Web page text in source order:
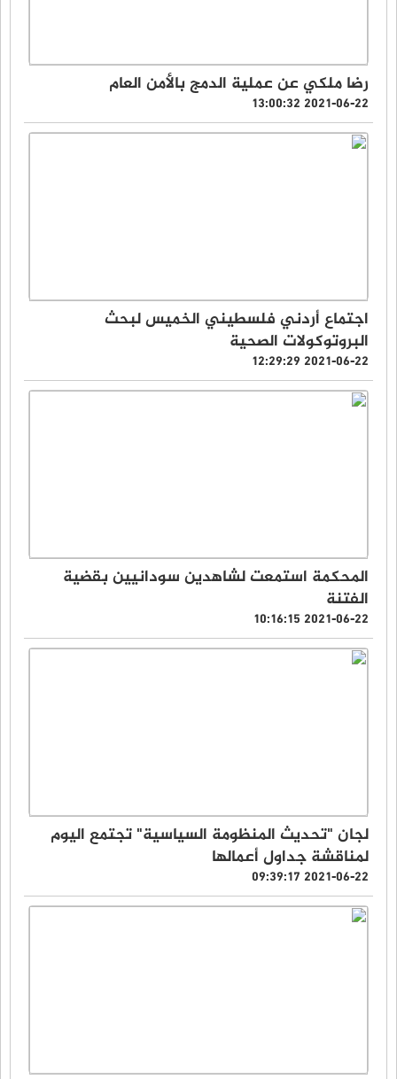
رضا ملكي عن عملية الدمج بالأمن العام
2021-06-22 13:00:32
اجتماع أردني فلسطيني الخميس لبحث
البروتوكولات الصحية
2021-06-22 12:29:29
المحكمة استمعت لشاهدين سودانيين بقضية
الفتنة
2021-06-22 10:16:15
لجان "تحديث المنظومة السياسية" تجتمع اليوم
لمناقشة جداول أعمالها
2021-06-22 09:39:17